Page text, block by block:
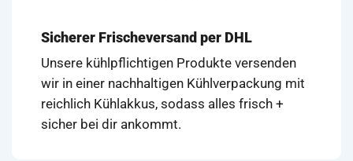
Sicherer Frischeversand per DHL
Unsere kühlpflichtigen Produkte versenden
wir in einer nachhaltigen Kühlverpackung mit
reichlich Kühlakkus, sodass alles frisch +
sicher bei dir ankommt.